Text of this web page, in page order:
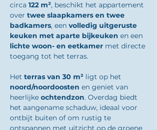
circa 122 m², beschikt het appartement
over twee slaapkamers en twee
badkamers, een volledig uitgeruste
keuken met aparte bijkeuken en een
lichte woon- en eetkamer met directe
toegang tot het terras.
Het terras van 30 m² ligt op het
noord/noordoosten en geniet van
heerlijke ochtendzon. Overdag biedt
het aangename schaduw, ideaal voor
ontbijt buiten of om rustig te
ontspannen met uitzicht op de groene